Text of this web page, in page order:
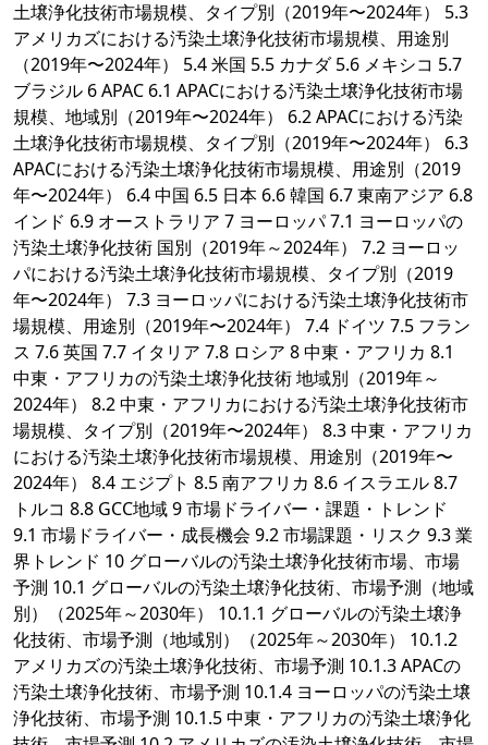
土壌浄化技術市場規模、タイプ別（2019年〜2024年） 5.3
アメリカズにおける汚染土壌浄化技術市場規模、用途別
（2019年〜2024年） 5.4 米国 5.5 カナダ 5.6 メキシコ 5.7
ブラジル 6 APAC 6.1 APACにおける汚染土壌浄化技術市場
規模、地域別（2019年〜2024年） 6.2 APACにおける汚染
土壌浄化技術市場規模、タイプ別（2019年〜2024年） 6.3
APACにおける汚染土壌浄化技術市場規模、用途別（2019
年〜2024年） 6.4 中国 6.5 日本 6.6 韓国 6.7 東南アジア 6.8
インド 6.9 オーストラリア 7 ヨーロッパ 7.1 ヨーロッパの
汚染土壌浄化技術 国別（2019年～2024年） 7.2 ヨーロッ
パにおける汚染土壌浄化技術市場規模、タイプ別（2019
年〜2024年） 7.3 ヨーロッパにおける汚染土壌浄化技術市
場規模、用途別（2019年〜2024年） 7.4 ドイツ 7.5 フラン
ス 7.6 英国 7.7 イタリア 7.8 ロシア 8 中東・アフリカ 8.1
中東・アフリカの汚染土壌浄化技術 地域別（2019年～
2024年） 8.2 中東・アフリカにおける汚染土壌浄化技術市
場規模、タイプ別（2019年〜2024年） 8.3 中東・アフリカ
における汚染土壌浄化技術市場規模、用途別（2019年〜
2024年） 8.4 エジプト 8.5 南アフリカ 8.6 イスラエル 8.7
トルコ 8.8 GCC地域 9 市場ドライバー・課題・トレンド
9.1 市場ドライバー・成長機会 9.2 市場課題・リスク 9.3 業
界トレンド 10 グローバルの汚染土壌浄化技術市場、市場
予測 10.1 グローバルの汚染土壌浄化技術、市場予測（地域
別）（2025年～2030年） 10.1.1 グローバルの汚染土壌浄
化技術、市場予測（地域別）（2025年～2030年） 10.1.2
アメリカズの汚染土壌浄化技術、市場予測 10.1.3 APACの
汚染土壌浄化技術、市場予測 10.1.4 ヨーロッパの汚染土壌
浄化技術、市場予測 10.1.5 中東・アフリカの汚染土壌浄化